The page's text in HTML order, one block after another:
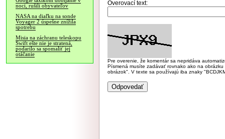
noci, rušili obyvateľov
NASA na diaľku na sonde
Voyager 2 úspešne znížila
spotrebu
Misia na záchranu teleskopu
Swift ešte nie je stratená,
podarilo sa spomaliť jej
otáčanie
Overovací text:
Pre overenie, že komentár sa nepridáva
Písmená musíte zadávať rovnako ako na
obrázok". V texte sa používajú iba znaky